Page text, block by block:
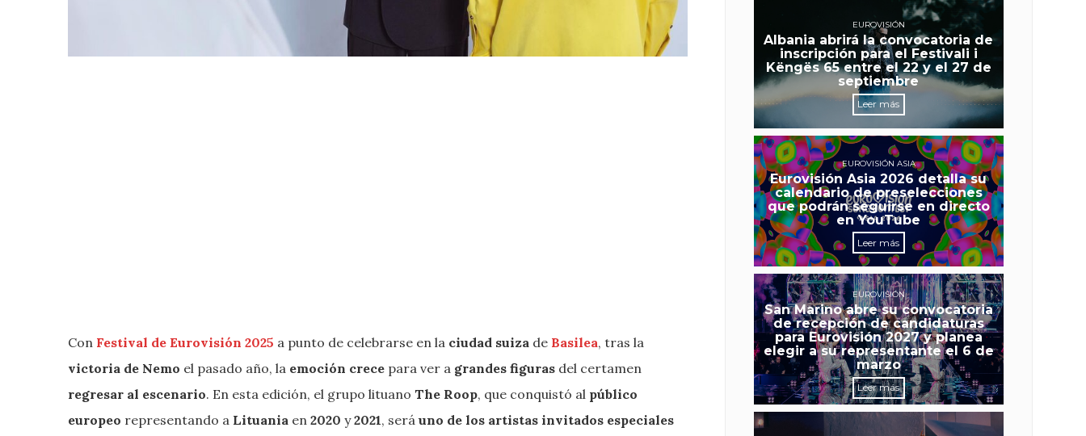
Con Festival de Eurovisión 2025 a punto de celebrarse en la ciudad suiza de Basilea, tras la
victoria de Nemo el pasado año, la emoción crece para ver a grandes figuras del certamen
regresar al escenario. En esta edición, el grupo lituano The Roop, que conquistó al público
europeo representando a Lituania en 2020 y2021, será uno de los artistas invitados especiales
EUROVISIÓN
Albania abrirá la convocatoria de
inscripción para el Festivali i
Këngës 65 entre el 22 y el 27 de
septiembre
Leer más
EUROVISIÓN ASIA
Eurovisión Asia 2026 detalla su
calendario de preselecciones
que podrán seguirse en directo
en YouTube
Leer más
EUROVISIÓN
San Marino abre su convocatoria
de recepción de candidaturas
para Eurovisión 2027 y planea
elegir a su representante el 6 de
marzo
Leer más